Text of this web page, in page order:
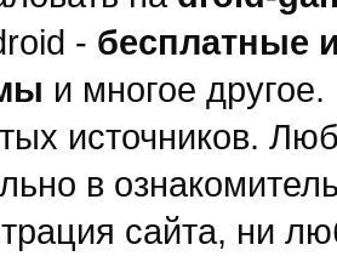
- бесплатные
и многое
источников.
в
сайта, ни